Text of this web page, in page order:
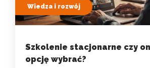
Wiedza i rozwój
Szkolenie stacjonarne czy
opcję wybrać?